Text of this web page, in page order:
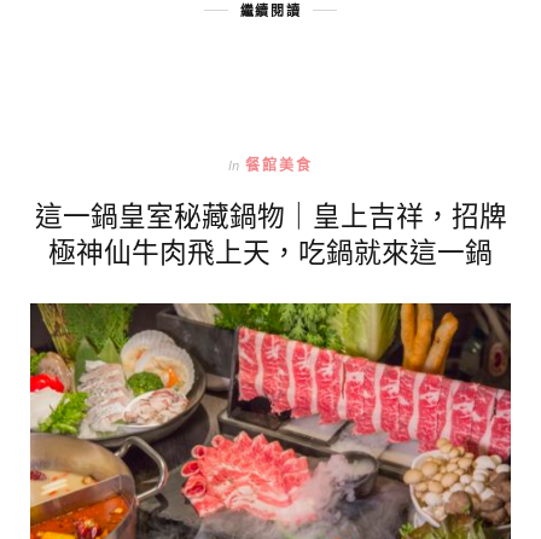
繼續閱讀
In 餐館美食
這一鍋皇室秘藏鍋物｜皇上吉祥，招牌
極神仙牛肉飛上天，吃鍋就來這一鍋